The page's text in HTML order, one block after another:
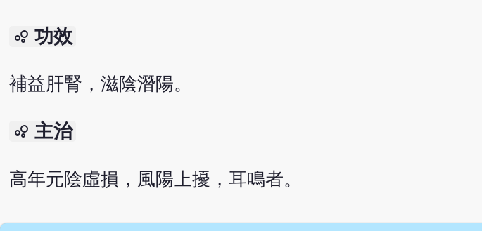
bubble_chart 功效
補益肝腎，滋陰潛陽。
bubble_chart 主治
高年元陰虛損，風陽上擾，耳鳴者。